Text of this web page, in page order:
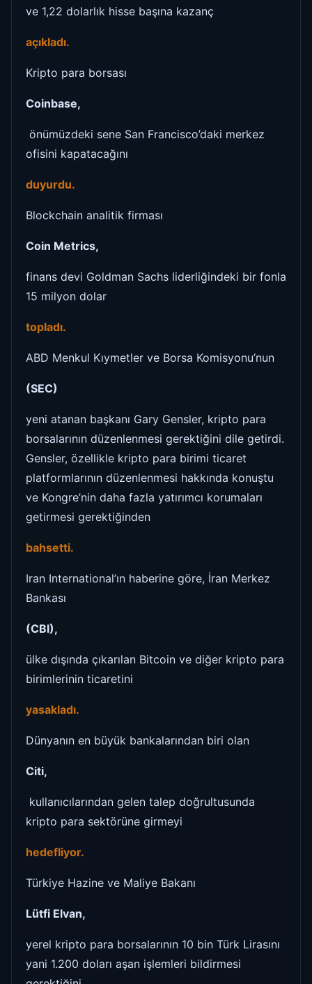
ve 1,22 dolarlık hisse başına kazanç
açıkladı.
Kripto para borsası
Coinbase,
önümüzdeki sene San Francisco’daki merkez
ofisini kapatacağını
duyurdu.
Blockchain analitik firması
Coin Metrics,
finans devi Goldman Sachs liderliğindeki bir fonla
15 milyon dolar
topladı.
ABD Menkul Kıymetler ve Borsa Komisyonu’nun
(SEC)
yeni atanan başkanı Gary Gensler, kripto para
borsalarının düzenlenmesi gerektiğini dile getirdi.
Gensler, özellikle kripto para birimi ticaret
platformlarının düzenlenmesi hakkında konuştu
ve Kongre’nin daha fazla yatırımcı korumaları
getirmesi gerektiğinden
bahsetti.
Iran International’ın haberine göre, İran Merkez
Bankası
(CBI),
ülke dışında çıkarılan Bitcoin ve diğer kripto para
birimlerinin ticaretini
yasakladı.
Dünyanın en büyük bankalarından biri olan
Citi,
kullanıcılarından gelen talep doğrultusunda
kripto para sektörüne girmeyi
hedefliyor.
Türkiye Hazine ve Maliye Bakanı
Lütfi Elvan,
yerel kripto para borsalarının 10 bin Türk Lirasını
yani 1.200 doları aşan işlemleri bildirmesi